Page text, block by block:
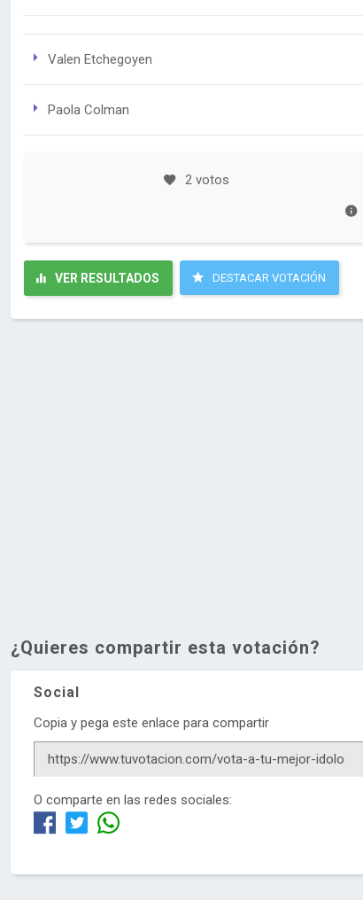
Valen Etchegoyen
Paola Colman
2 votos
VER RESULTADOS DESTACAR VOTACIÓN
¿Quieres compartir esta votación?
Social
Copia y pega este enlace para compartir
O comparte en las redes sociales: